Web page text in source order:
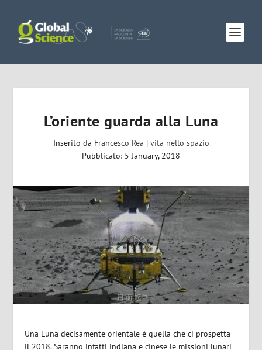
L’oriente guarda alla Luna
Inserito da Francesco Rea | vita nello spazio
Pubblicato: 5 January, 2018
Una Luna decisamente orientale è quella che ci prospetta
il 2018. Saranno infatti indiana e cinese le missioni lunari